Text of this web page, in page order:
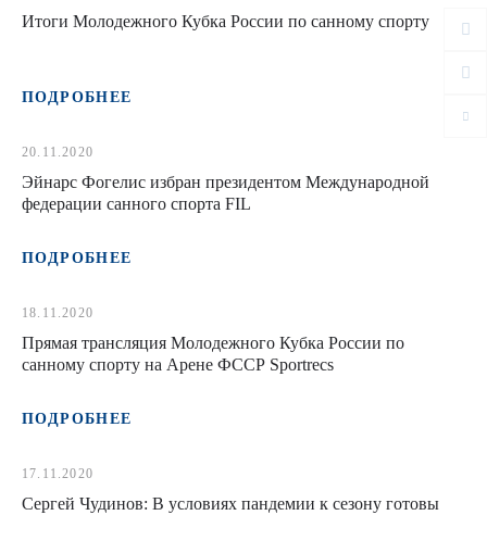
Итоги Молодежного Кубка России по санному спорту
ПОДРОБНЕЕ
20.11.2020
Эйнарс Фогелис избран президентом Международной
федерации санного спорта FIL
ПОДРОБНЕЕ
18.11.2020
Прямая трансляция Молодежного Кубка России по
санному спорту на Арене ФССР Sportrecs
ПОДРОБНЕЕ
17.11.2020
Сергей Чудинов: В условиях пандемии к сезону готовы